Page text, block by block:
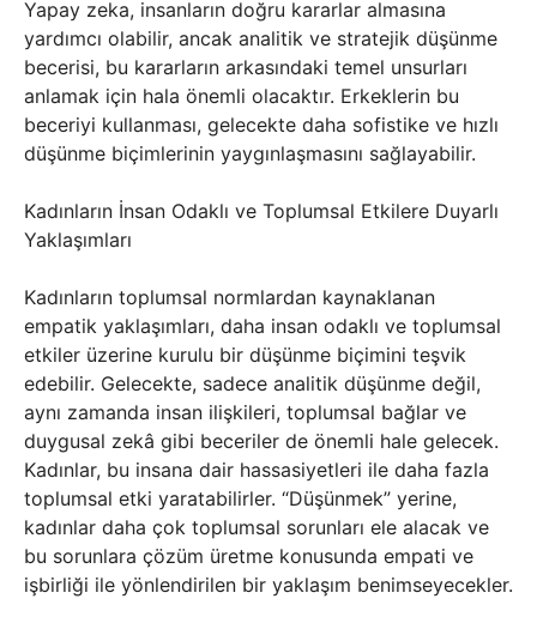
Yapay zeka, insanların doğru kararlar almasına
yardımcı olabilir, ancak analitik ve stratejik düşünme
becerisi, bu kararların arkasındaki temel unsurları
anlamak için hala önemli olacaktır. Erkeklerin bu
beceriyi kullanması, gelecekte daha sofistike ve hızlı
düşünme biçimlerinin yaygınlaşmasını sağlayabilir.
Kadınların İnsan Odaklı ve Toplumsal Etkilere Duyarlı
Yaklaşımları
Kadınların toplumsal normlardan kaynaklanan
empatik yaklaşımları, daha insan odaklı ve toplumsal
etkiler üzerine kurulu bir düşünme biçimini teşvik
edebilir. Gelecekte, sadece analitik düşünme değil,
aynı zamanda insan ilişkileri, toplumsal bağlar ve
duygusal zekâ gibi beceriler de önemli hale gelecek.
Kadınlar, bu insana dair hassasiyetleri ile daha fazla
toplumsal etki yaratabilirler. “Düşünmek” yerine,
kadınlar daha çok toplumsal sorunları ele alacak ve
bu sorunlara çözüm üretme konusunda empati ve
işbirliği ile yönlendirilen bir yaklaşım benimseyecekler.